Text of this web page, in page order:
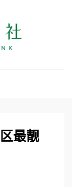
最靓